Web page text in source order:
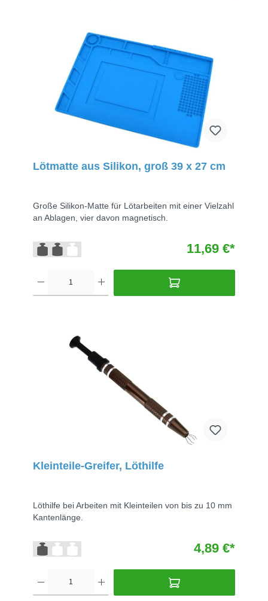
Lötmatte aus Silikon, groß 39 x 27 cm
Große Silikon-Matte für Lötarbeiten mit einer Vielzahl
an Ablagen, vier davon magnetisch.
11,69 €*
Kleinteile-Greifer, Löthilfe
Löthilfe bei Arbeiten mit Kleinteilen von bis zu 10 mm
Kantenlänge.
4,89 €*